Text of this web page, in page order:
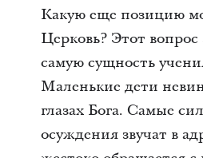
Какую еще позицию
Церковь? Этот вопрос
самую сущность
Маленькие дети
глазах Бога. Самые
осуждения звучат в